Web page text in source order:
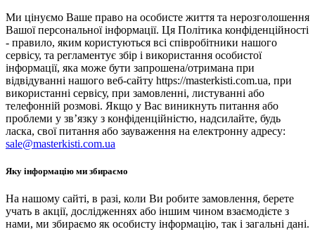
Ми цінуємо Ваше право на особисте життя та нерозголошення
Вашої персональної інформації. Ця Політика конфіденційності
- правило, яким користуються всі співробітники нашого
сервісу, та регламентує збір і використання особистої
інформації, яка може бути запрошена/отримана при
відвідуванні нашого веб-сайту https://masterkisti.com.ua, при
використанні сервісу, при замовленні, листуванні або
телефонній розмові. Якщо у Вас виникнуть питання або
проблеми у зв’язку з конфіденційністю, надсилайте, будь
ласка, свої питання або зауваження на електронну адресу:
sale@masterkisti.com.ua
Яку інформацію ми збираємо
На нашому сайті, в разі, коли Ви робите замовлення, берете
учать в акції, дослідженнях або іншим чином взаємодієте з
нами, ми збираємо як особисту інформацію, так і загальні дані.